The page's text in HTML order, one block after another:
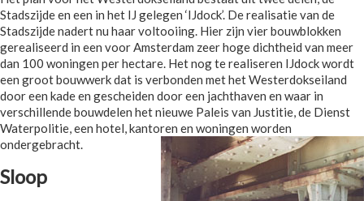
Stadszijde en een in het IJ gelegen ‘IJdock’. De realisatie van de
Stadszijde nadert nu haar voltooiing. Hier zijn vier bouwblokken
gerealiseerd in een voor Amsterdam zeer hoge dichtheid van meer
dan 100 woningen per hectare. Het nog te realiseren IJdock wordt
een groot bouwwerk dat is verbonden met het Westerdokseiland
door een kade en gescheiden door een jachthaven en waar in
verschillende bouwdelen het nieuwe Paleis van Justitie, de Dienst
Waterpolitie, een hotel, kantoren en woningen worden
ondergebracht.
Sloop